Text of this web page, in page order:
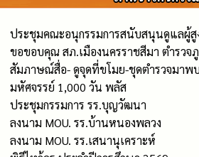
ประชุมคณะอนุกรรมการสนับสนุนดูแลผู้สู
ขอขอบคุณ สภ.เมืองนครราชสีมา ตำรวจ
สัมภาษณ์สื่อ- ดูจุดที่ขโมย-ชุดตำรวจมาพ
มหัศจรรย์ 1,000 วัน พลัส
ประชุมกรรมการ รร.บุญวัฒนา
ลงนาม MOU. รร.บ้านหนองพลวง
ลงนาม MOU. รร.เสนานุเคราะห์